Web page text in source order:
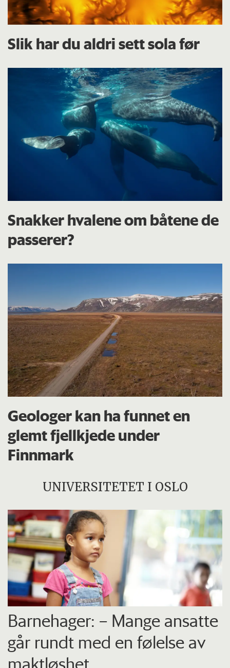
Slik har du aldri sett sola før
Snakker hvalene om båtene de
passerer?
Geologer kan ha funnet en
glemt fjellkjede under
Finnmark
UNIVERSITETET I OSLO
Barnehager: – Mange ansatte
går rundt med en følelse av
maktløshet